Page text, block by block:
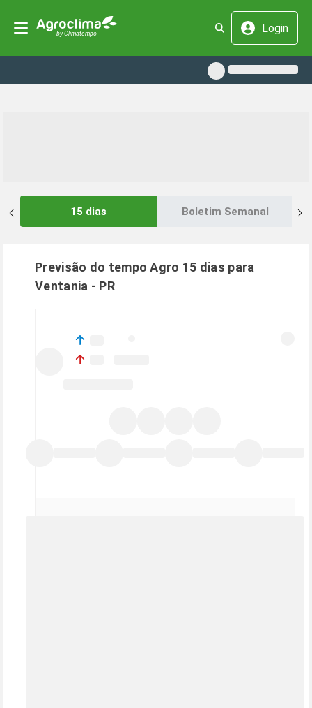
Login
15 dias Boletim Semanal
Previsão do tempo Agro 15 dias para
Ventania - PR